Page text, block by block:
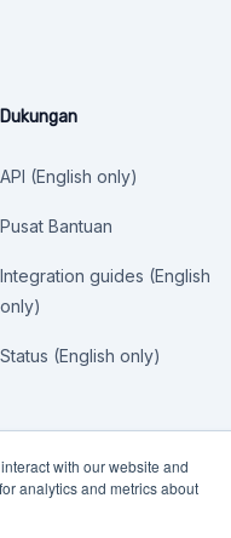
with our website and
analytics and metrics about
Dukungan
API (English only)
Pusat Bantuan
Integration guides (English
only)
Status (English only)